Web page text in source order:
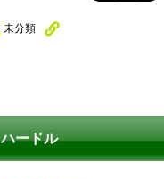
未分類
ハードル